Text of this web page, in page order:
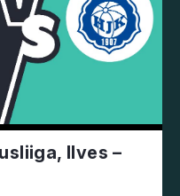
Ilves –